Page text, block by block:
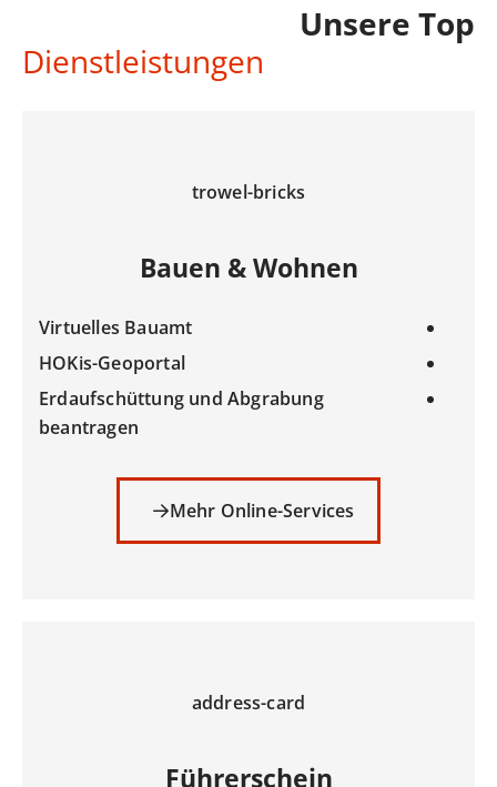
Unsere Top
Dienstleistungen
trowel-bricks
Bauen & Wohnen
Virtuelles Bauamt
HOKis-Geoportal
Erdaufschüttung und Abgrabung
beantragen
Mehr Online-Services
address-card
Führerschein